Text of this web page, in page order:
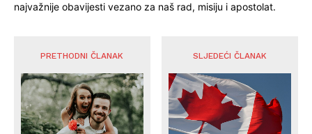
najvažnije obavijesti vezano za naš rad, misiju i apostolat.
PRETHODNI ČLANAK SLJEDEĆI ČLANAK